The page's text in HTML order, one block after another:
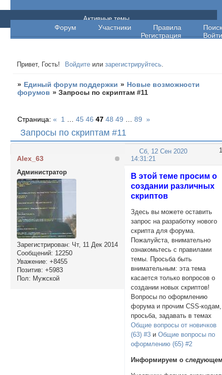
Единый форум поддержки
Форум Участники Правила
Поиск
Регистрация
Войти
Активные темы
Привет, Гость! Войдите илизарегистрируйтесь.
» Единый форум поддержки » Новые возможности
форумов »Запросы по скриптам #11
Запросы по скриптам #11
Страница:« 1 45 46 47 48 49 89 »
1
Сб, 12 Сен 2020
14:31:21
Alex_63
Администратор
Зарегистрирован: Чт, 11 Дек 2014
Сообщений: 12250
Уважение: +8455
Позитив: +5983
Пол: Мужской
В этой теме просим о
создании различных
скриптов
Здесь вы можете оставить
запрос на разработку нового
скрипта для форума.
Пожалуйста, внимательно
ознакомьтесь с правилами
темы. Просьба быть
внимательным: эта тема
касается только вопросов о
создании новых скриптов!
Вопросы по оформлению
форума и прочим CSS-кодам,
просьба, задавать в темах
Общие вопросы от новичков
(63) #3 иОбщие вопросы по
оформлению (65) #2
Информируем о